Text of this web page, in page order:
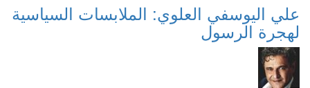
علي اليوسفي العلوي: الملابسات السياسية
لهجرة الرسول